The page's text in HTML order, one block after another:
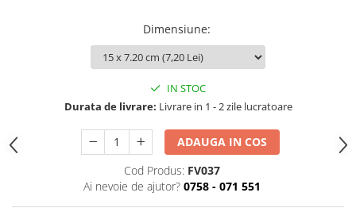
Dimensiune:
IN STOC
Durata de livrare: Livrare in 1 - 2 zile lucratoare
ADAUGA IN COS
Cod Produs: FV037
Ai nevoie de ajutor? 0758 - 071 551